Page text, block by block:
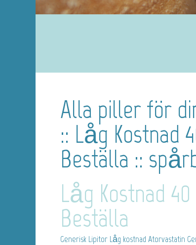
Alla piller för
:: Låg Kostnad
Beställa ::
Låg Kostnad
Beställa
Generisk Lipitor Låg kostnad Atorvastatin